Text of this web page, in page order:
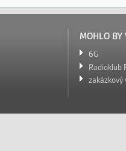
MOHLO BY
6G
Radioklub
zakázkový